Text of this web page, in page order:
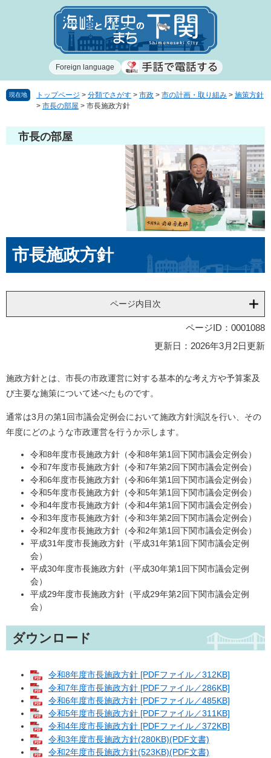
で
ば
へ
Foreign language
現在地 トップページ > 分類でさがす > 市政 > 市の計画・取り組み > 施策方針
> 市長の部屋 > 市長施政方針
市長の部屋
市長施政方針
ページ内目次
ページID：0001088
更新日：2026年3月2日更新
施政方針とは、市長の市政運営に対する基本的な考え方や予算案及
び主要な施策について述べたものです。
通常は3月の第1回市議会定例会において施政方針演説を行い、その
年度にどのような市政運営を行うか示します。
令和8年度市長施政方針（令和8年第1回下関市議会定例会）
令和7年度市長施政方針（令和7年第2回下関市議会定例会）
令和6年度市長施政方針（令和6年第1回下関市議会定例会）
令和5年度市長施政方針（令和5年第1回下関市議会定例会）
令和4年度市長施政方針（令和4年第1回下関市議会定例会）
令和3年度市長施政方針（令和3年第2回下関市議会定例会）
令和2年度市長施政方針（令和2年第1回下関市議会定例会）
平成31年度市長施政方針（平成31年第1回下関市議会定例
会）
平成30年度市長施政方針（平成30年第1回下関市議会定例
会）
平成29年度市長施政方針（平成29年第2回下関市議会定例
会）
ダウンロード
令和8年度市長施政方針 [PDFファイル／312KB]
令和7年度市長施政方針 [PDFファイル／286KB]
令和6年度市長施政方針 [PDFファイル／485KB]
令和5年度市長施政方針 [PDFファイル／311KB]
令和4年度市長施政方針 [PDFファイル／372KB]
令和3年度市長施政方針(280KB)(PDF文書)
令和2年度市長施政方針(523KB)(PDF文書)